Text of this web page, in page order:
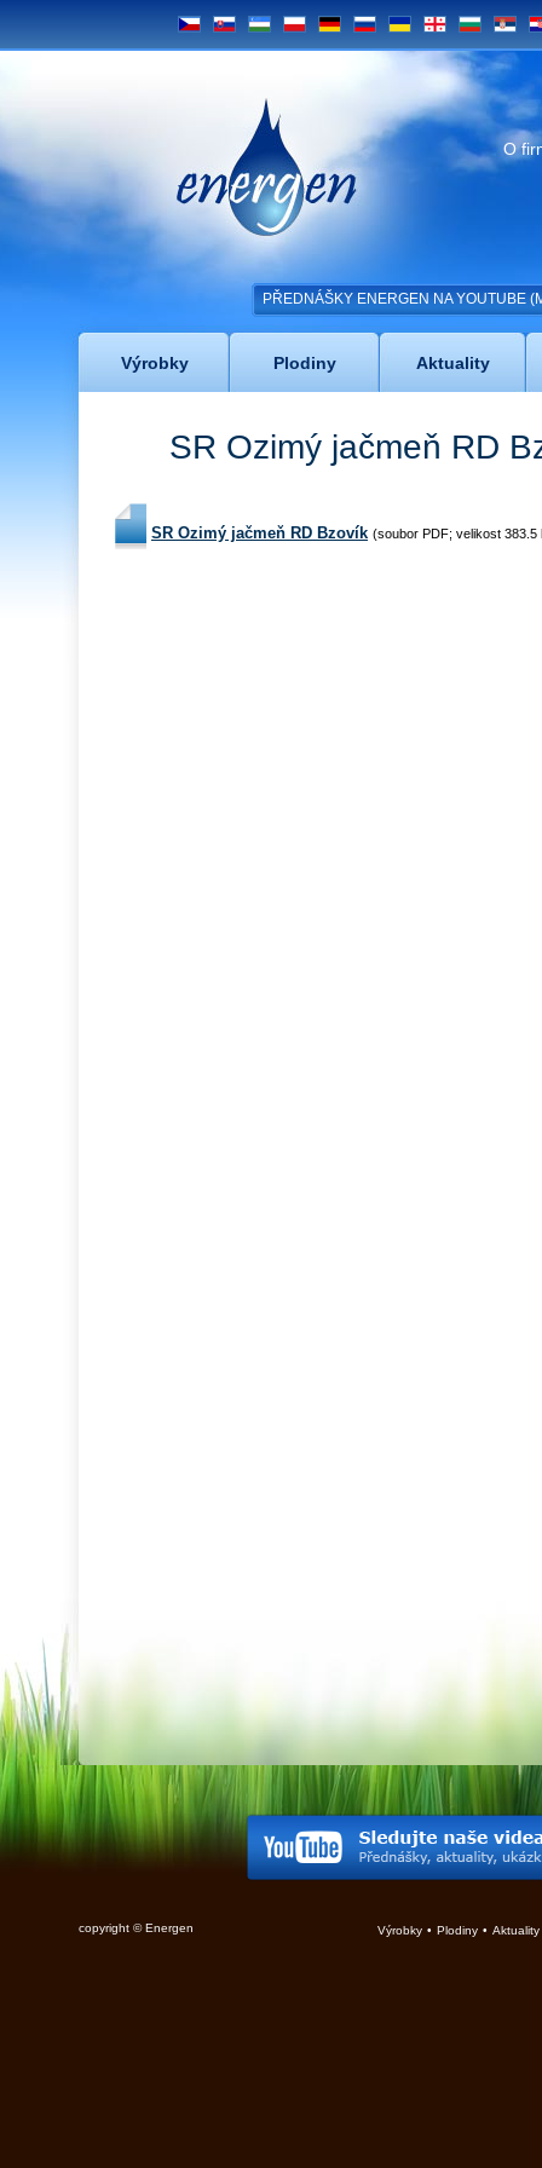
CS SK UZ PL DE RU UA GE BG SRB
Energen
O
PŘEDNÁŠKY ENERGEN NA YOUTUBE
Výrobky Plodiny Aktuality
SR Ozimý jačmeň RD
SR Ozimý jačmeň RD Bzovík (soubor PDF; velikost 383.5
copyright © Energen Výrobky • Plodiny • Aktuality